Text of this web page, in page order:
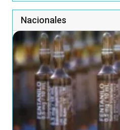
Nacionales